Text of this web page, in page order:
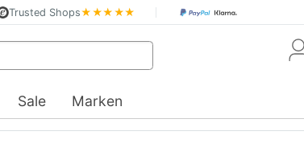
Trusted Shops★★★★★
Sale Marken